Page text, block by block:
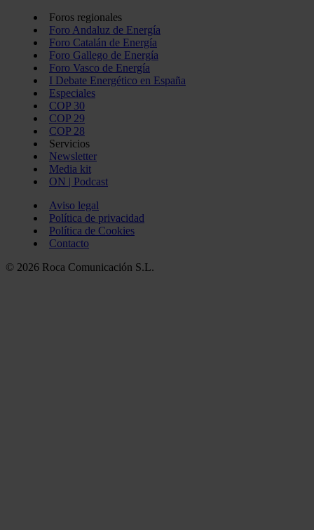
Foros regionales
Foro Andaluz de Energía
Foro Catalán de Energía
Foro Gallego de Energía
Foro Vasco de Energía
I Debate Energético en España
Especiales
COP 30
COP 29
COP 28
Servicios
Newsletter
Media kit
ON | Podcast
Aviso legal
Política de privacidad
Política de Cookies
Contacto
© 2026 Roca Comunicación S.L.